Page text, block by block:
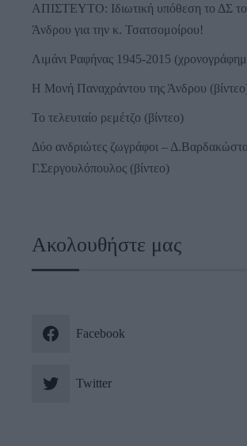
ΑΠΙΣΤΕΥΤΟ: Ιδιωτική υπόθεση το ΔΣ
Άνδρου για την κ. Τσατσομοίρου!
Λιμάνι Ραφήνας 1945-2015
Η Μονή Παναχράντου της Άνδρου
Το τελευταίο ρεμέτζο (βίντεο)
Δύο ανδριώτες ζωγράφοι –
Γ.Σεργουλόπουλος (βίντεο)
Ακολουθήστε μας
Facebook
Twitter